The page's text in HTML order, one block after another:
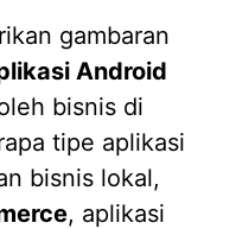
gambaran
Android
bisnis di
tipe aplikasi
bisnis lokal,
, aplikasi